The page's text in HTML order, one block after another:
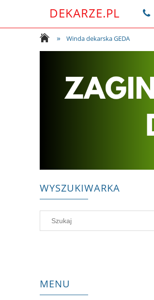
DEKARZE.PL
» Winda dekarska GEDA
WYSZUKIWARKA
MENU